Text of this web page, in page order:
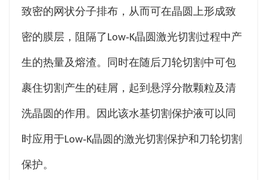
致密的网状分子排布，从而可在晶圆上形成致
密的膜层，阻隔了Low‑K晶圆激光切割过程中产
生的热量及熔渣。同时在随后刀轮切割中可包
裹住切割产生的硅屑，起到悬浮分散颗粒及清
洗晶圆的作用。因此该水基切割保护液可以同
时应用于Low‑K晶圆的激光切割保护和刀轮切割
保护。